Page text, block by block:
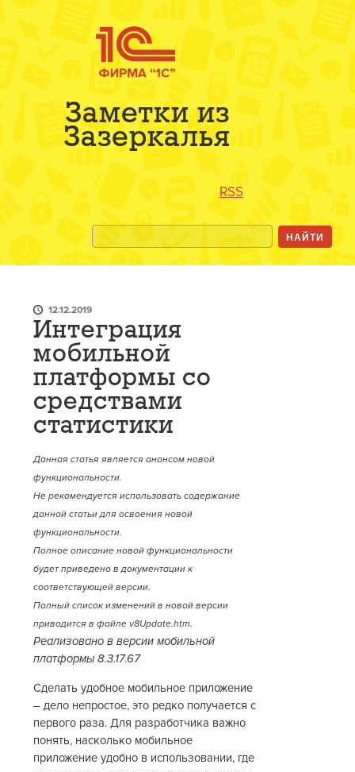
Заметки из
Зазеркалья
RSS
12.12.2019
Интеграция
мобильной
платформы со
средствами
статистики
Данная статья является анонсом новой
функциональности.
Не рекомендуется использовать содержание
данной статьи для освоения новой
функциональности.
Полное описание новой функциональности
будет приведено в документации к
соответствующей версии.
Полный список изменений в новой версии
приводится в файле v8Update.htm.
Реализовано в версии мобильной
платформы 8.3.17.67
Сделать удобное мобильное приложение
– дело непростое, это редко получается с
первого раза. Для разработчика важно
понять, насколько мобильное
приложение удобно в использовании, где